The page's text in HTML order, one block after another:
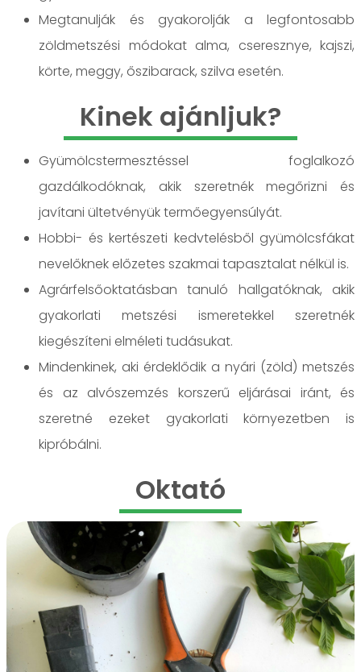
Megtanulják és gyakorolják a legfontosabb
zöldmetszési módokat alma, cseresznye, kajszi,
körte, meggy, őszibarack, szilva esetén.
Kinek ajánljuk?
Gyümölcstermesztéssel foglalkozó
gazdálkodóknak, akik szeretnék megőrizni és
javítani ültetvényük termőegyensúlyát.
Hobbi- és kertészeti kedvtelésből gyümölcsfákat
nevelőknek előzetes szakmai tapasztalat nélkül is.
Agrárfelsőoktatásban tanuló hallgatóknak, akik
gyakorlati metszési ismeretekkel szeretnék
kiegészíteni elméleti tudásukat.
Mindenkinek, aki érdeklődik a nyári (zöld) metszés
és az alvószemzés korszerű eljárásai iránt, és
szeretné ezeket gyakorlati környezetben is
kipróbálni.
Oktató